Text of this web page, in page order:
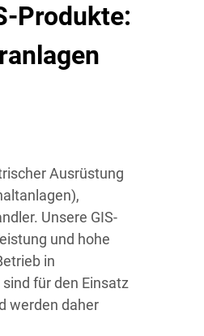
Produkte:
Ausrüstung
Unsere GIS-
und hohe
in
für den Einsatz
werden daher